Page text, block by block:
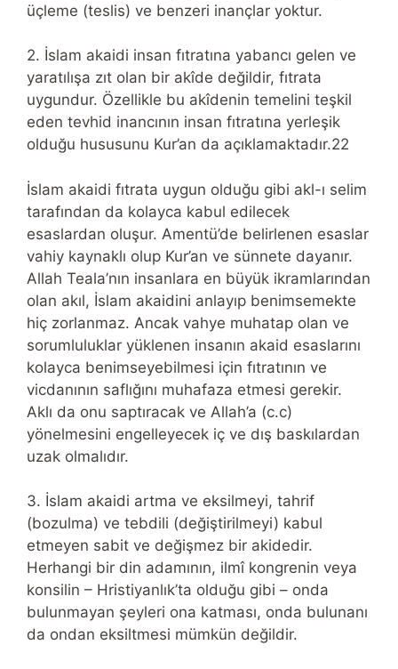
üçleme (teslis) ve benzeri inançlar yoktur.
2. İslam akaidi insan fıtratına yabancı gelen ve
yaratılışa zıt olan bir akîde değildir, fıtrata
uygundur. Özellikle bu akîdenin temelini teşkil
eden tevhid inancının insan fıtratına yerleşik
olduğu hususunu Kur’an da açıklamaktadır.22
İslam akaidi fıtrata uygun olduğu gibi akl-ı selim
tarafından da kolayca kabul edilecek
esaslardan oluşur. Amentü’de belirlenen esaslar
vahiy kaynaklı olup Kur’an ve sünnete dayanır.
Allah Teala’nın insanlara en büyük ikramlarından
olan akıl, İslam akaidini anlayıp benimsemekte
hiç zorlanmaz. Ancak vahye muhatap olan ve
sorumluluklar yüklenen insanın akaid esaslarını
kolayca benimseyebilmesi için fıtratının ve
vicdanının saflığını muhafaza etmesi gerekir.
Aklı da onu saptıracak ve Allah’a (c.c)
yönelmesini engelleyecek iç ve dış baskılardan
uzak olmalıdır.
3. İslam akaidi artma ve eksilmeyi, tahrif
(bozulma) ve tebdili (değiştirilmeyi) kabul
etmeyen sabit ve değişmez bir akidedir.
Herhangi bir din adamının, ilmî kongrenin veya
konsilin – Hristiyanlık’ta olduğu gibi – onda
bulunmayan şeyleri ona katması, onda bulunanı
da ondan eksiltmesi mümkün değildir.